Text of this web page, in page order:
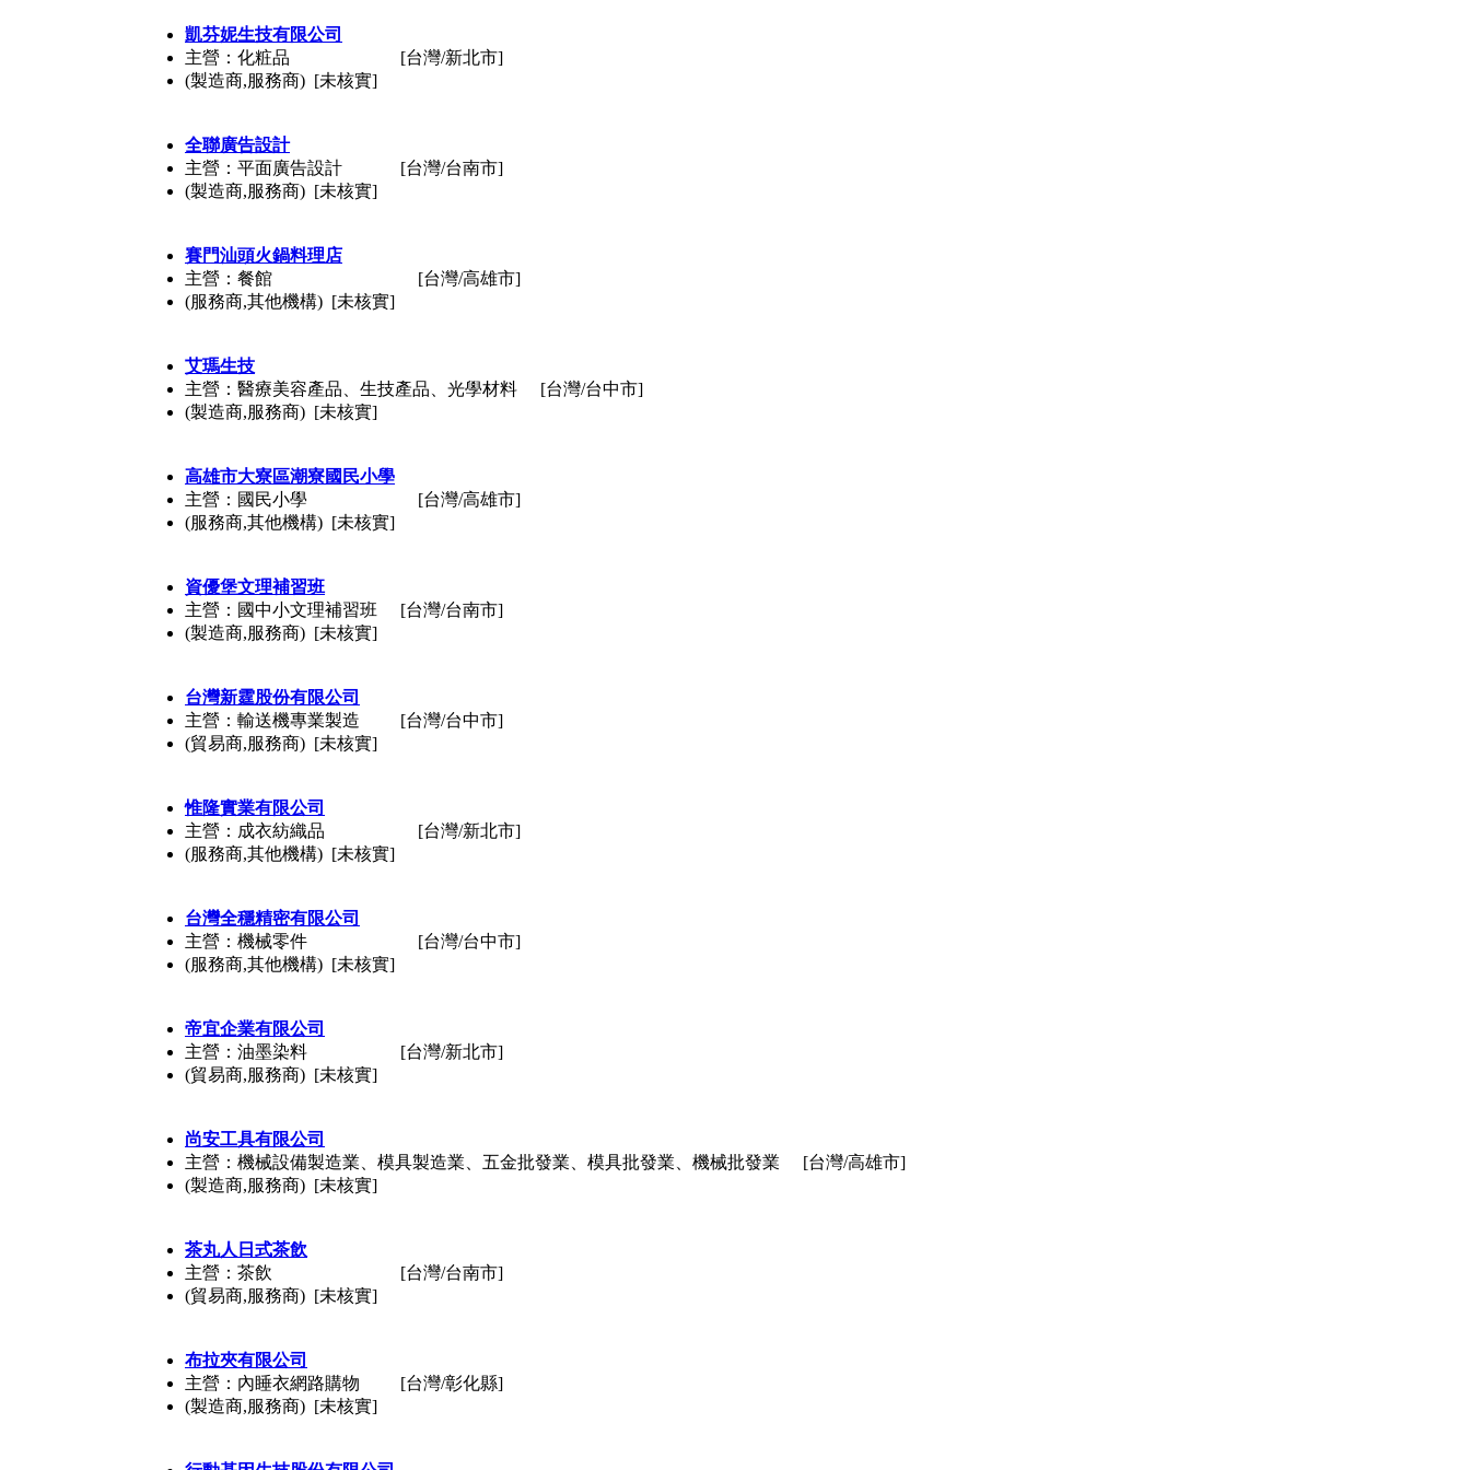
凱芬妮生技有限公司
主營：化粧品
(製造商,服務商) [未核實]
[台灣/新北市]
全聯廣告設計
主營：平面廣告設計
(製造商,服務商) [未核實]
[台灣/台南市]
賽門汕頭火鍋料理店
主營：餐館
(服務商,其他機構) [未核實]
[台灣/高雄市]
艾瑪生技
主營：醫療美容產品、生技產品、光學材料
(製造商,服務商) [未核實]
[台灣/台中市]
高雄市大寮區潮寮國民小學
主營：國民小學
(服務商,其他機構) [未核實]
[台灣/高雄市]
資優堡文理補習班
主營：國中小文理補習班
(製造商,服務商) [未核實]
[台灣/台南市]
台灣新霆股份有限公司
主營：輸送機專業製造
(貿易商,服務商) [未核實]
[台灣/台中市]
惟隆實業有限公司
主營：成衣紡織品
(服務商,其他機構) [未核實]
[台灣/新北市]
台灣全穩精密有限公司
主營：機械零件
(服務商,其他機構) [未核實]
[台灣/台中市]
帝宜企業有限公司
主營：油墨染料
(貿易商,服務商) [未核實]
[台灣/新北市]
尚安工具有限公司
主營：機械設備製造業、模具製造業、五金批發業、模具批發業、機械批發業
(製造商,服務商) [未核實]
[台灣/高雄市]
茶丸人日式茶飲
主營：茶飲
(貿易商,服務商) [未核實]
[台灣/台南市]
布拉夾有限公司
主營：內睡衣網路購物
(製造商,服務商) [未核實]
[台灣/彰化縣]